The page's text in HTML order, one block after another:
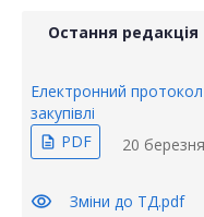
Остання редакція
Електронний
закупівлі
description PDF 20
visibility
Зміни до ТД.pdf